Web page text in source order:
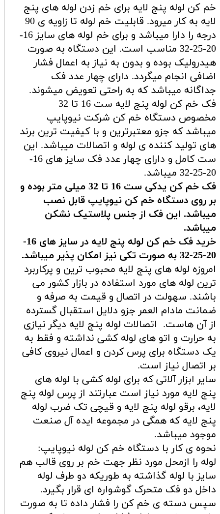
خم کن لوله پنج لایه برای خم زدن لوله های پنج
لایه به کار میرود. قابلیت خم لوله تا زاویه ی 90
درجه را دارا میباشد و برای خم لوله های سایز 16-
20-25-32 مناسب است. این دستگاه به صورت
هیدرولیک بوده و بدون به نیاز به اعمال فشار
اضافی انجام میگردد. دارای چهار عدد فک
جداگانه میباشد که به راحتی تعویض میشوند.
فک خم کن لوله پنج لایه ست 16 تا 32
مخصوص دستگاه خم کن شرکت نیوپایپ
میباشد که جزو معتبرترین و با کیفیت ترین برند
های تولید کننده ی لوله و اتصالات میباشد. این
ست کامل و دارای چهار عدد فک سایز های 16-
20-25-32 میباشد.
فک خم کن یدکی ست 16 تا 32 میلی متر بوده و
بر روی دستگاه خم کن نیوپایپ قابل نصب
میباشد. این فک از جنس پلاستیک نشکن
میباشد.
خرید فک خم کن لوله پنج لایه در سایز های 16-
20-25-32 به صورت تکی نیز امکان پذیر میباشد.
امروزه لوله های پنج لایه محبوب ترین و پرکاربرد
ترین لوله های مورد استفاده در بازار کشور می
باشند. سهولت در اتصال و قیمت به صرفه و
ضمانت مادام العمر جزو دلایل استقبال گسترده
از آن هاست. اتصالات لوله پنج لایه دیگر نیازی
به حرارت و اتو های لوله کشی نداشته و فقط به
یک دستگاه برای پرس کردن و اعمال نیروی کافی
بر اتصال نیاز است.
سایر ابزار آلاتی که برای لوله کشی با لوله های
پنج لایه مورد نیاز است عبارتند از پرس لوله پنج
لایه، برقو لوله پنج لایه و قیچی تک ضرب لوله
پنج لایه که همگی در مجموعه ایده آل صنعت
موجود میباشد.
نحوه ی کار با دستگاه خم کن لوله نیوپایپ:
لوله را ازمحل مورد نظر جهت خم بر روی قالب هم
سایز با لوله گذاشته به طوریکه دو طرف لوله
داخل دو فک متحرک گوشواره ای قرار بگیرد.
سپس دسته ی خم کن را فشار داده تا به صورت